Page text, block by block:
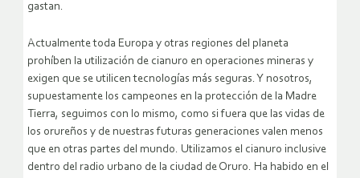
gastan.
Actualmente toda Europa y otras regiones del planeta
prohíben la utilización de cianuro en operaciones mineras y
exigen que se utilicen tecnologías más seguras. Y nosotros,
supuestamente los campeones en la protección de la Madre
Tierra, seguimos con lo mismo, como si fuera que las vidas de
los orureños y de nuestras futuras generaciones valen menos
que en otras partes del mundo. Utilizamos el cianuro inclusive
dentro del radio urbano de la ciudad de Oruro. Ha habido en el